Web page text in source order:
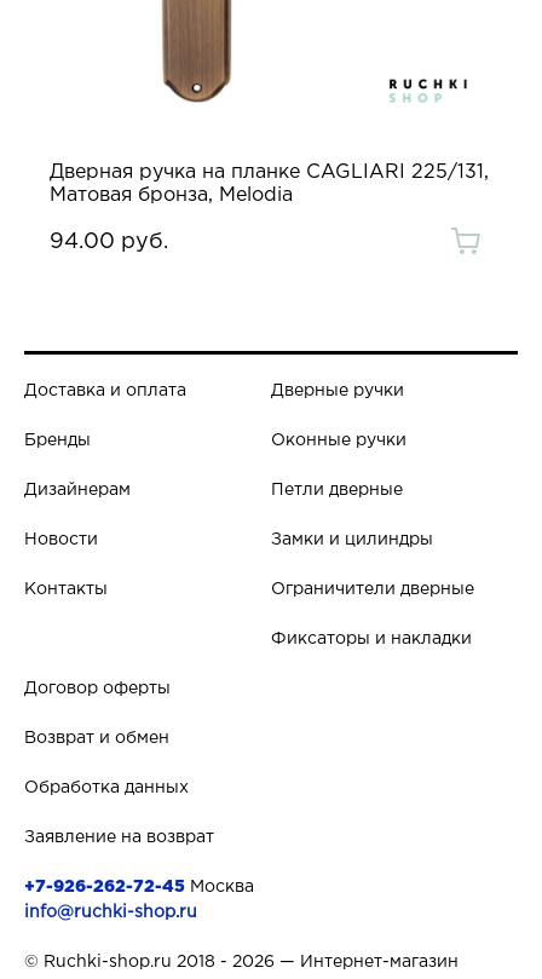
Дверная ручка на планке CAGLIARI 225/131,
Матовая бронза, Melodia
94.00 руб.
Доставка и оплата
Бренды
Дизайнерам
Новости
Контакты
Дверные ручки
Оконные ручки
Петли дверные
Замки и цилиндры
Ограничители дверные
Фиксаторы и накладки
Договор оферты
Возврат и обмен
Обработка данных
Заявление на возврат
+7-926-262-72-45 Москва
info@ruchki-shop.ru
© Ruchki-shop.ru 2018 - 2026 — Интернет-магазин